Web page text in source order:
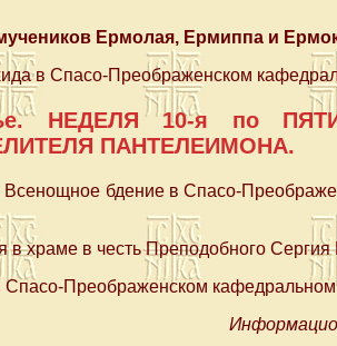
Ермолая, Ермиппа и
в Спасо-Преображенском
НЕДЕЛЯ 10-я по
ПАНТЕЛЕИМОНА.
бдение в Спасо-
храме в честь Преподобного Сергия
Преображенском кафедральном